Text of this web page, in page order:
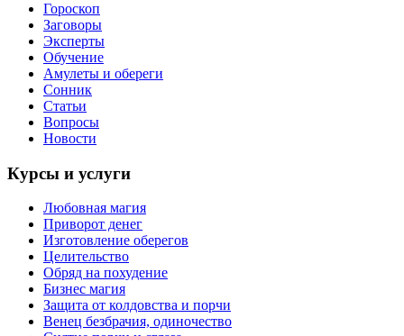
Гороскоп
Заговоры
Эксперты
Обучение
Амулеты и обереги
Сонник
Статьи
Вопросы
Новости
Курсы и услуги
Любовная магия
Приворот денег
Изготовление оберегов
Целительство
Обряд на похудение
Бизнес магия
Защита от колдовства и порчи
Венец безбрачия, одиночество